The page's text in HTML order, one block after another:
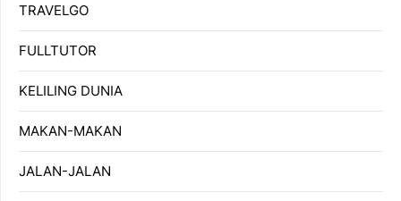
TRAVELGO
FULLTUTOR
KELILING DUNIA
MAKAN-MAKAN
JALAN-JALAN